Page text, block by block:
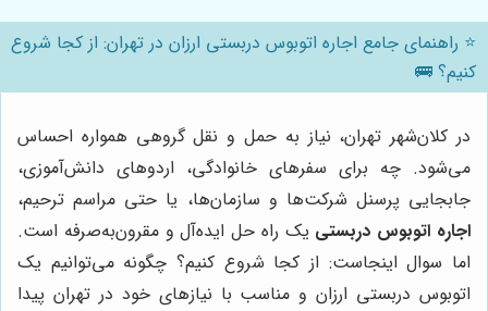
⭐️ راهنمای جامع اجاره اتوبوس دربستی ارزان در تهران: از کجا شروع
کنیم؟ 🚌
در کلان‌شهر تهران، نیاز به حمل و نقل گروهی همواره احساس
می‌شود. چه برای سفرهای خانوادگی، اردوهای دانش‌آموزی،
جابجایی پرسنل شرکت‌ها و سازمان‌ها، یا حتی مراسم ترحیم،
اجاره اتوبوس دربستی یک راه حل ایده‌آل و مقرون‌به‌صرفه است.
اما سوال اینجاست: از کجا شروع کنیم؟ چگونه می‌توانیم یک
اتوبوس دربستی ارزان و مناسب با نیازهای خود در تهران پیدا